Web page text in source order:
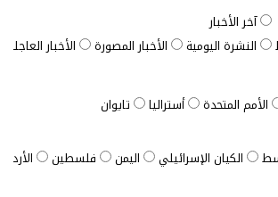
آخر الأخبار
النشرة اليومية
الأخبار المصورة
الأخبار العاجلة
الأمم المتحدة أستراليا
تايوان
الكيان الإسرائيلي اليمن فلسطين
الأردن